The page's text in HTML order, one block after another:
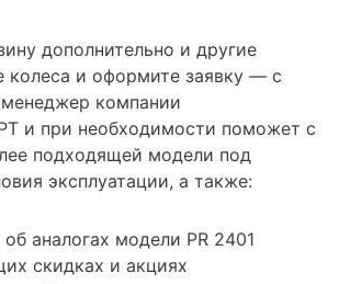
дополнительно и другие
колеса и оформите заявку — с
компании
и при необходимости поможет с
подходящей модели под
эксплуатации, а также:
аналогах модели PR 2401
скидках и акциях